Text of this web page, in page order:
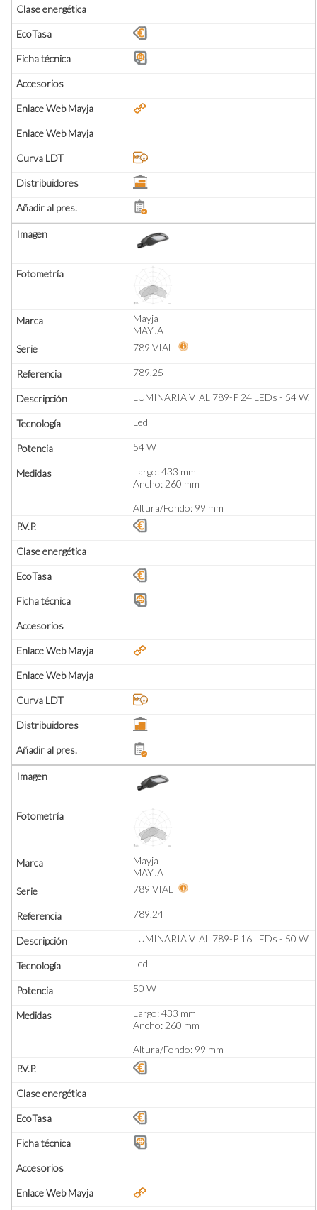
Mayja
MAYJA
789 VIAL
789.25
LUMINARIA VIAL 789-P 24 LEDs - 54 W.
Led
54 W
Largo: 433 mm
Ancho: 260 mm
Altura/Fondo: 99 mm
Mayja
MAYJA
789 VIAL
789.24
LUMINARIA VIAL 789-P 16 LEDs - 50 W.
Led
50 W
Largo: 433 mm
Ancho: 260 mm
Altura/Fondo: 99 mm